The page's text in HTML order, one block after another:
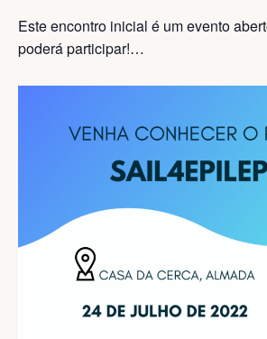
Este encontro inicial é um evento
poderá participar!…